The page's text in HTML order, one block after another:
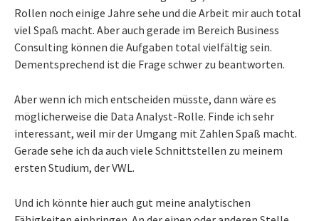
Rollen noch einige Jahre sehe und die Arbeit mir auch total
viel Spaß macht. Aber auch gerade im Bereich Business
Consulting können die Aufgaben total vielfältig sein.
Dementsprechend ist die Frage schwer zu beantworten.
Aber wenn ich mich entscheiden müsste, dann wäre es
möglicherweise die Data Analyst-Rolle. Finde ich sehr
interessant, weil mir der Umgang mit Zahlen Spaß macht.
Gerade sehe ich da auch viele Schnittstellen zu meinem
ersten Studium, der VWL.
Und ich könnte hier auch gut meine analytischen